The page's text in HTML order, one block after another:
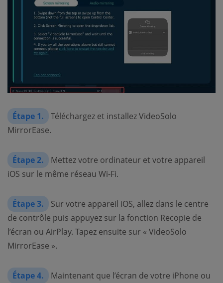
Étape 1.
Téléchargez et installez VideoSolo
MirrorEase.
Étape 2.
Mettez votre ordinateur et votre appareil
iOS sur le même réseau Wi-Fi.
Étape 3.
Sur votre appareil iOS, allez dans le centre
de contrôle puis appuyez sur la fonction Recopie de
l’écran ou AirPlay. Tapez ensuite sur « VideoSolo
MirrorEase ».
Étape 4.
Maintenant que l’écran de votre iPhone ou